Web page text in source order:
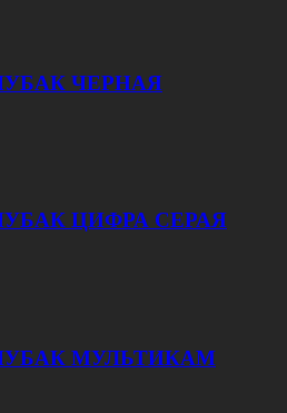
ЧЕРНАЯ
ЦИФРА СЕРАЯ
МУЛЬТИКАМ